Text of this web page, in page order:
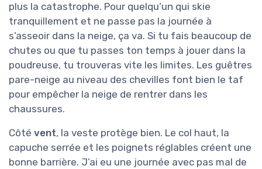
plus la catastrophe. Pour quelqu’un qui skie
tranquillement et ne passe pas la journée à
s’asseoir dans la neige, ça va. Si tu fais beaucoup de
chutes ou que tu passes ton temps à jouer dans la
poudreuse, tu trouveras vite les limites. Les guêtres
pare-neige au niveau des chevilles font bien le taf
pour empêcher la neige de rentrer dans les
chaussures.
Côté vent, la veste protège bien. Le col haut, la
capuche serrée et les poignets réglables créent une
bonne barrière. J’ai eu une journée avec pas mal de